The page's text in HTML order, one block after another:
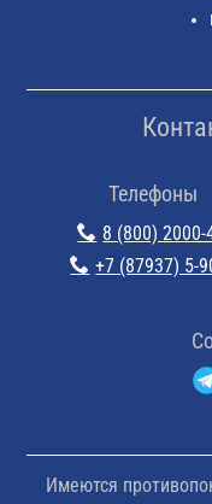
Телефоны
8 (800) 2000-
+7 (87937) 5-
Имеются